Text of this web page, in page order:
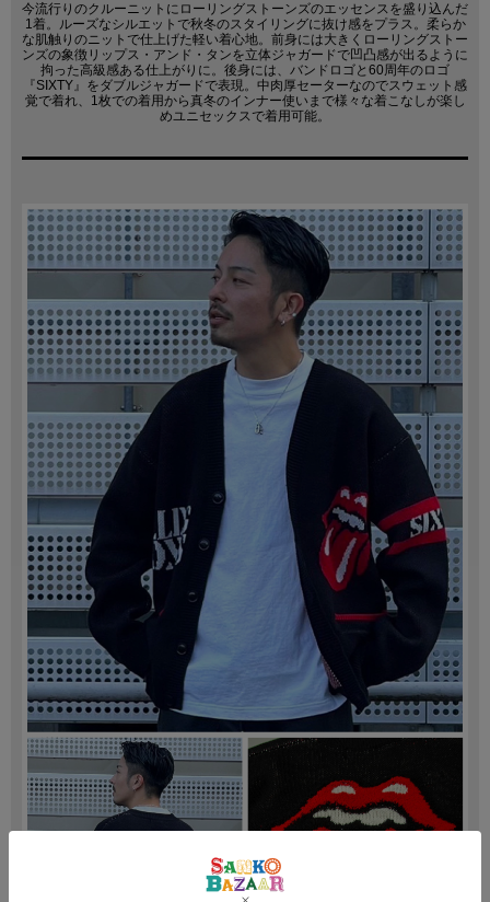
今流行りのクルーニットにローリングストーンズのエッセンスを盛り込んだ
1着。ルーズなシルエットで秋冬のスタイリングに抜け感をプラス。柔らか
な肌触りのニットで仕上げた軽い着心地。前身には大きくローリングストー
ンズの象徴リップス・アンド・タンを立体ジャガードで凹凸感が出るように
拘った高級感ある仕上がりに。後身には、バンドロゴと60周年のロゴ
『SIXTY』をダブルジャガードで表現。中肉厚セーターなのでスウェット感
覚で着れ、1枚での着用から真冬のインナー使いまで様々な着こなしが楽し
めユニセックスで着用可能。